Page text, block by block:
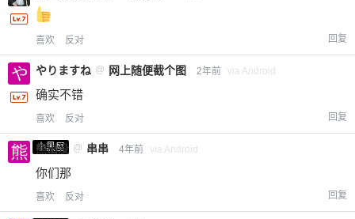
喜欢 反对 回复
やりますね @ 网上随便截个图 2年前 via Android
确实不错
喜欢 反对 回复
小黑屋
熊出没 @ 串串 4年前 via Android
你们那
喜欢 反对 回复